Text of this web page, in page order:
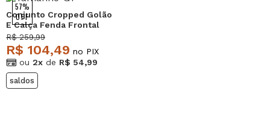
57%
OFF
Conjunto Cropped Golão
E Calça Fenda Frontal
Malha Telha Salvatore
R$ 259,99
R$ 104,49 no PIX
ou 2x de R$ 54,99
saldos